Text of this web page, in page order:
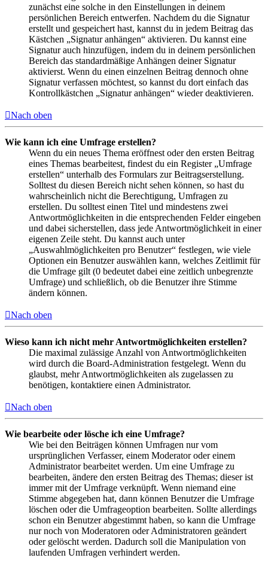
zunächst eine solche in den Einstellungen in deinem
persönlichen Bereich entwerfen. Nachdem du die Signatur
erstellt und gespeichert hast, kannst du in jedem Beitrag das
Kästchen „Signatur anhängen“ aktivieren. Du kannst eine
Signatur auch hinzufügen, indem du in deinem persönlichen
Bereich das standardmäßige Anhängen deiner Signatur
aktivierst. Wenn du einen einzelnen Beitrag dennoch ohne
Signatur verfassen möchtest, so kannst du dort einfach das
Kontrollkästchen „Signatur anhängen“ wieder deaktivieren.
Nach oben
Wie kann ich eine Umfrage erstellen?
Wenn du ein neues Thema eröffnest oder den ersten Beitrag
eines Themas bearbeitest, findest du ein Register „Umfrage
erstellen“ unterhalb des Formulars zur Beitragserstellung.
Solltest du diesen Bereich nicht sehen können, so hast du
wahrscheinlich nicht die Berechtigung, Umfragen zu
erstellen. Du solltest einen Titel und mindestens zwei
Antwortmöglichkeiten in die entsprechenden Felder eingeben
und dabei sicherstellen, dass jede Antwortmöglichkeit in einer
eigenen Zeile steht. Du kannst auch unter
„Auswahlmöglichkeiten pro Benutzer“ festlegen, wie viele
Optionen ein Benutzer auswählen kann, welches Zeitlimit für
die Umfrage gilt (0 bedeutet dabei eine zeitlich unbegrenzte
Umfrage) und schließlich, ob die Benutzer ihre Stimme
ändern können.
Nach oben
Wieso kann ich nicht mehr Antwortmöglichkeiten erstellen?
Die maximal zulässige Anzahl von Antwortmöglichkeiten
wird durch die Board-Administration festgelegt. Wenn du
glaubst, mehr Antwortmöglichkeiten als zugelassen zu
benötigen, kontaktiere einen Administrator.
Nach oben
Wie bearbeite oder lösche ich eine Umfrage?
Wie bei den Beiträgen können Umfragen nur vom
ursprünglichen Verfasser, einem Moderator oder einem
Administrator bearbeitet werden. Um eine Umfrage zu
bearbeiten, ändere den ersten Beitrag des Themas; dieser ist
immer mit der Umfrage verknüpft. Wenn niemand eine
Stimme abgegeben hat, dann können Benutzer die Umfrage
löschen oder die Umfrageoption bearbeiten. Sollte allerdings
schon ein Benutzer abgestimmt haben, so kann die Umfrage
nur noch von Moderatoren oder Administratoren geändert
oder gelöscht werden. Dadurch soll die Manipulation von
laufenden Umfragen verhindert werden.